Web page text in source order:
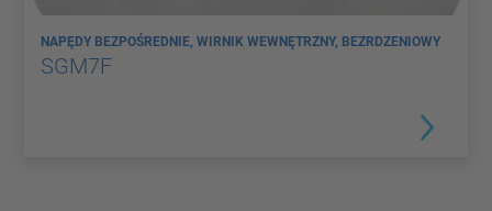
NAPĘDY BEZPOŚREDNIE, WIRNIK WEWNĘTRZNY, BEZRDZENIOWY
SGM7F